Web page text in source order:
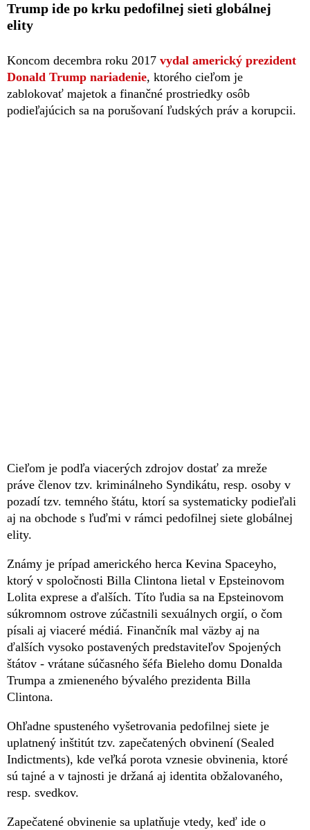
Trump ide po krku pedofilnej sieti globálnej
elity
Koncom decembra roku 2017 vydal americký prezident
Donald Trump nariadenie, ktorého cieľom je
zablokovať majetok a finančné prostriedky osôb
podieľajúcich sa na porušovaní ľudských práv a korupcii.
Cieľom je podľa viacerých zdrojov dostať za mreže
práve členov tzv. kriminálneho Syndikátu, resp. osoby v
pozadí tzv. temného štátu, ktorí sa systematicky podieľali
aj na obchode s ľuďmi v rámci pedofilnej siete globálnej
elity.
Známy je prípad amerického herca Kevina Spaceyho,
ktorý v spoločnosti Billa Clintona lietal v Epsteinovom
Lolita exprese a ďalších. Títo ľudia sa na Epsteinovom
súkromnom ostrove zúčastnili sexuálnych orgií, o čom
písali aj viaceré médiá. Finančník mal väzby aj na
ďalších vysoko postavených predstaviteľov Spojených
štátov - vrátane súčasného šéfa Bieleho domu Donalda
Trumpa a zmieneného bývalého prezidenta Billa
Clintona.
Ohľadne spusteného vyšetrovania pedofilnej siete je
uplatnený inštitút tzv. zapečatených obvinení (Sealed
Indictments), kde veľká porota vznesie obvinenia, ktoré
sú tajné a v tajnosti je držaná aj identita obžalovaného,
resp. svedkov.
Zapečatené obvinenie sa uplatňuje vtedy, keď ide o